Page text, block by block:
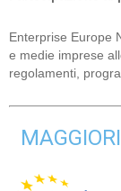
Enterprise Europe
e medie imprese
regolamenti,